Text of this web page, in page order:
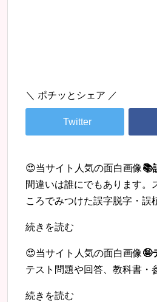
＼ ポチッとシェア ／
😍当サイト人気の面白画像📚
間違いは誰にでもあります。
ころでみつけた誤字脱字・誤
続きを読む
😍当サイト人気の面白画像🤪
テスト問題や回答、教科書・
続きを読む